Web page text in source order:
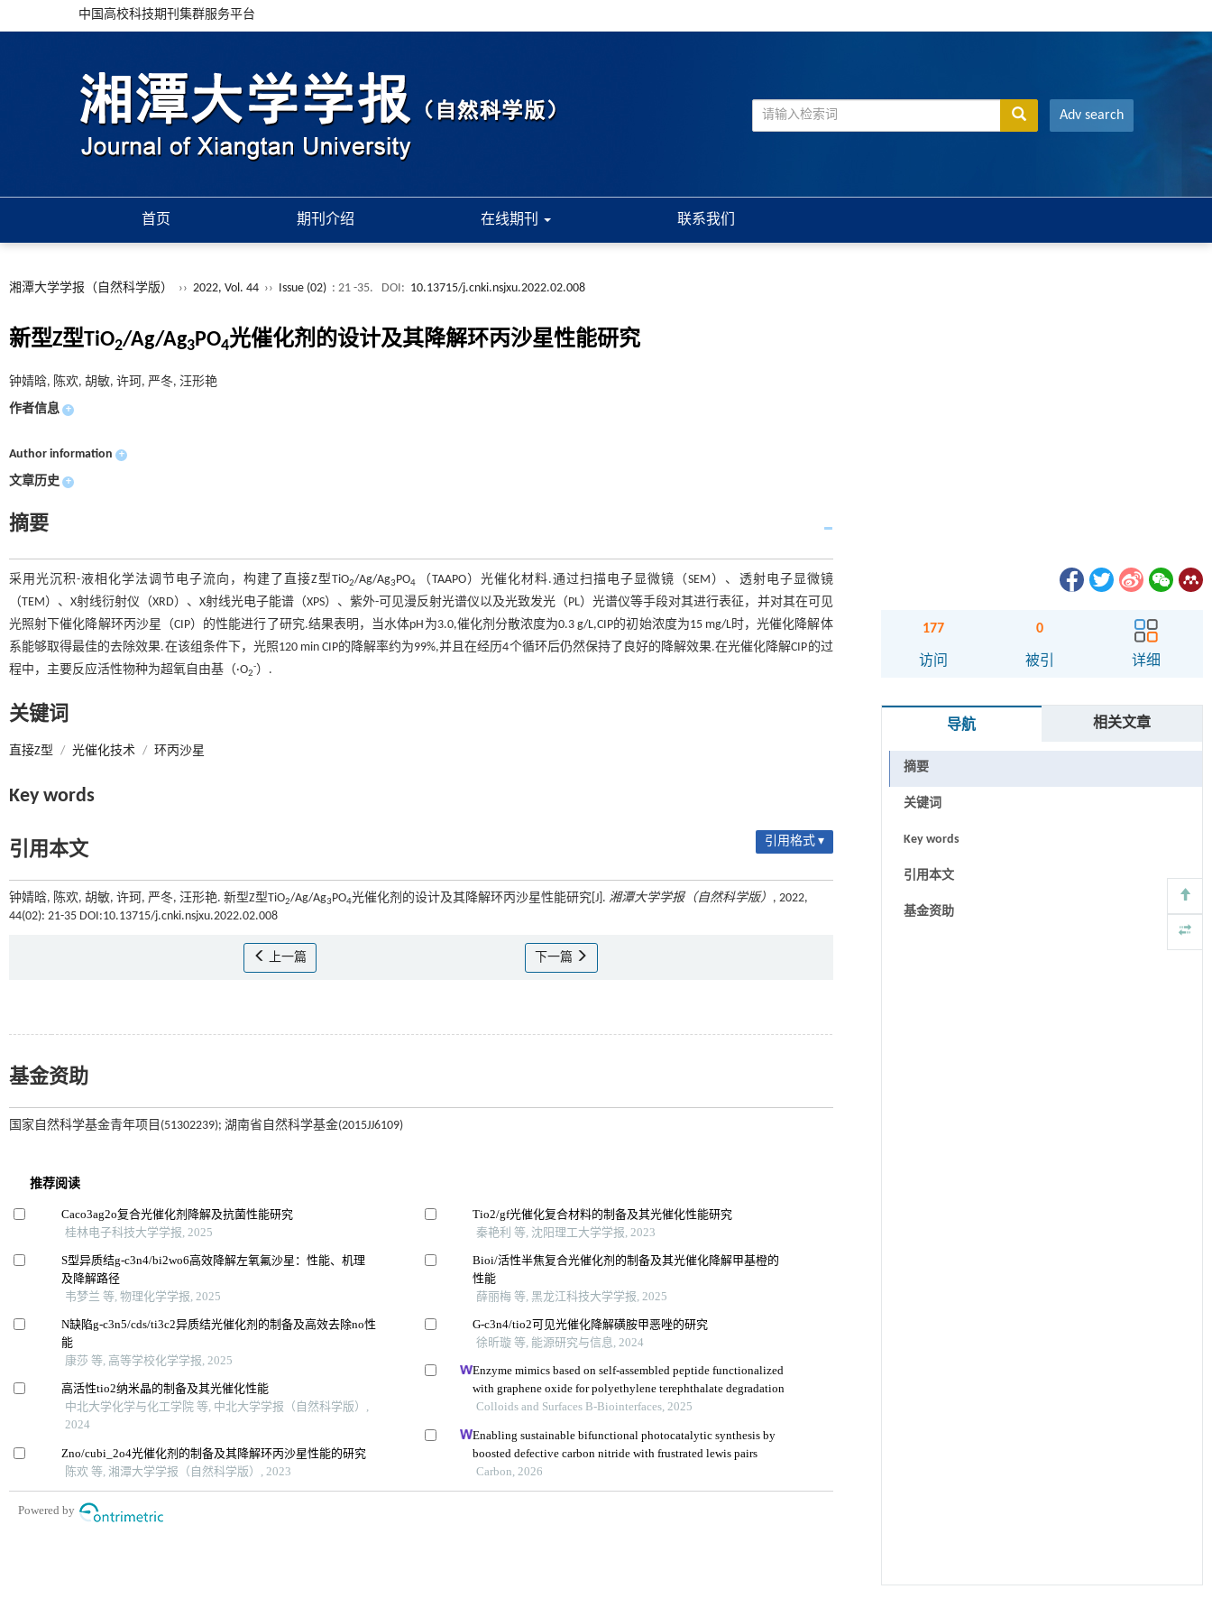
中国高校科技期刊集群服务平台
Adv search
首页 期刊介绍 在线期刊 联系我们
湘潭大学学报（自然科学版） ›› 2022, Vol. 44 ›› Issue (02) : 21 -35. DOI: 10.13715/j.cnki.nsjxu.2022.02.008
新型Z型TiO2/Ag/Ag3PO4光催化剂的设计及其降解环丙沙星性能研究
钟婧晗, 陈欢, 胡敏, 许珂, 严冬, 汪形艳
作者信息 +
Author information +
文章历史 +
摘要
采用光沉积-液相化学法调节电子流向，构建了直接Z型TiO2/Ag/Ag3PO4
（TAAPO）光催化材料.通过扫描电子显微镜（SEM）、透射电子显微镜
（TEM）、X射线衍射仪（XRD）、X射线光电子能谱（XPS）、紫外-可见漫反射光谱仪以及光致发光（PL）光谱仪等手段对其进行表征，并对其在可见
光照射下催化降解环丙沙星（CIP）的性能进行了研究.结果表明，当水体pH为3.0,催化剂分散浓度为0.3 g/L,CIP的初始浓度为15 mg/L时，光催化降解体
系能够取得最佳的去除效果.在该组条件下，光照120 min CIP的降解率约为99%,并且在经历4个循环后仍然保持了良好的降解效果.在光催化降解CIP的过
程中，主要反应活性物种为超氧自由基（·O2
-）.
关键词
直接Z型 / 光催化技术 / 环丙沙星
Key words
引用本文 引用格式 ▾
钟婧晗, 陈欢, 胡敏, 许珂, 严冬, 汪形艳. 新型Z型TiO2/Ag/Ag3PO4光催化剂的设计及其降解环丙沙星性能研究[J]. 湘潭大学学报（自然科学版） , 2022,
44(02): 21-35 DOI:10.13715/j.cnki.nsjxu.2022.02.008
上一篇 下一篇
基金资助
国家自然科学基金青年项目(51302239); 湖南省自然科学基金(2015JJ6109)
177
访问
0
被引 详细
导航 相关文章
摘要
关键词
Key words
引用本文
基金资助